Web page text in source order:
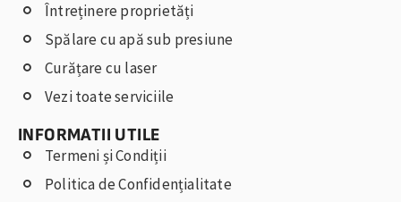
Întreținere proprietăți
Spălare cu apă sub presiune
Curățare cu laser
Vezi toate serviciile
INFORMATII UTILE
Termeni și Condiții
Politica de Confidențialitate